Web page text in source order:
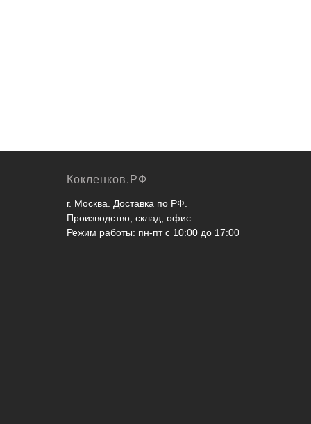
Кокленков.РФ
г. Москва. Доставка по РФ.
Производство, склад, офис
Режим работы: пн-пт с 10:00 до 17:00